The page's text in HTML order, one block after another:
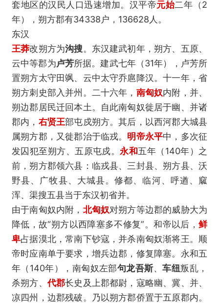
套地区的汉民人口迅速增加。汉平帝元始二年（2
年），朔方郡有34338户，136628人。
东汉
王莽改朔方为沟搜。东汉建武初年，朔方、五原、
云中等郡为卢芳所据。建武七年（31年），卢芳所
置朔方太守田飒、云中太守乔扈降汉。十一年，省
朔方刺史部入并州。二十六年， 南匈奴内附，并、
朔边郡居民迁回本土。自此南匈奴徙居于幽、并诸
郡内， 右贤王部屯戍朔方。其后，以西河郡大城县
属朔方郡，又徙郡治于临戎。 明帝永平中，多次征
发囚犯至朔方、五原屯戍。 永和五年（140年）之
前，朔方郡领六县：临戎县、三封县、朔方县、沃
野县、广牧县、大城县。修都、临河、呼遒、窳
浑、渠搜五县当于东汉初省并。
由于南匈奴内附， 北匈奴对朔方等边郡的威胁大为
降低，故“朔方以西障塞多不修复”。和帝以后， 鲜
卑占据漠北，常南下钞寇，并杀南匈奴渐将王。顺
帝时应南单于要求，增兵边郡，修复障塞。永和五
年（140年），南匈奴左部句龙吾斯、车纽叛乱，
杀朔方、代郡长史及上郡都尉，寇略幽、冀、并、
凉四州，边郡残破。乃以朔方郡侨置于五原郡内。